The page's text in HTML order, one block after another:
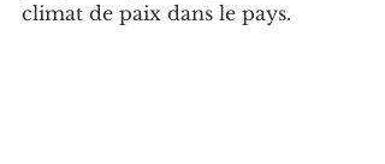
climat de paix dans le pays.